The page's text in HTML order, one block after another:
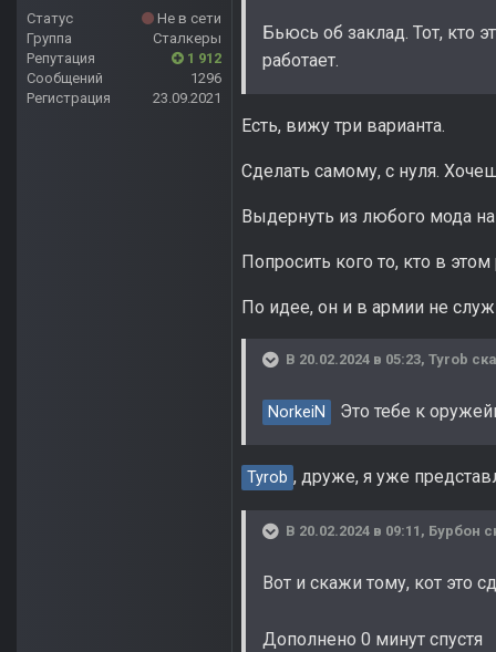
Статус
Не в сети
Группа
Сталкеры
Репутация
1 912
Сообщений
1296
Регистрация
23.09.2021
Бьюсь об заклад. Тот, кто
работает.
Есть, вижу три варианта.
Сделать самому, с нуля.
Выдернуть из любого мода
Попросить кого то, кто в
По идее, он и в армии не
В 20.02.2024 в 05:23, Tyrob
NorkeiN Это тебе к
Tyrob , друже, я уже
В 20.02.2024 в 09:11, Бурбон
Вот и скажи тому, кот это
Дополнено 0 минут спустя